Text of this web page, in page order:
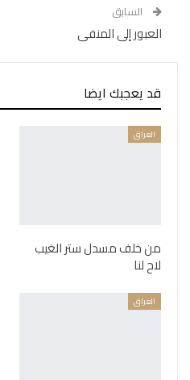
السابق
العبور إلى المنفى
قد يعجبك ايضا
العراق
من خلف مسدل ستر الغيب
لاح لنا
العراق